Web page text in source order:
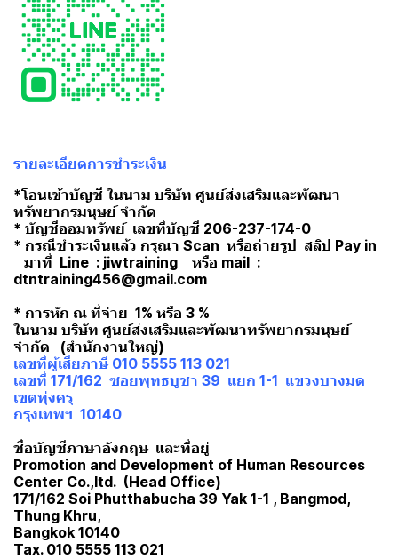
รายละเอียดการชำระเงิน
*โอนเข้าบัญชี ในนาม บริษัท ศูนย์ส่งเสริมและพัฒนา
ทรัพยากรมนุษย์ จำกัด
* บัญชีออมทรัพย์ เลขที่บัญชี 206-237-174-0
* กรณีชำระเงินแล้ว กรุณา Scan หรือถ่ายรูป สลิป Pay in
มาที่ Line : jiwtraining หรือ mail :
dtntraining456@gmail.com
* การหัก ณ ที่จ่าย 1% หรือ 3 %
ในนาม บริษัท ศูนย์ส่งเสริมและพัฒนาทรัพยากรมนุษย์
จำกัด (สำนักงานใหญ่)
เลขที่ผู้เสียภาษี 010 5555 113 021
เลขที่ 171/162 ซอยพุทธบูชา 39 แยก 1-1 แขวงบางมด
เขตทุ่งครุ
กรุงเทพฯ 10140
ชื่อบัญชีภาษาอังกฤษ และที่อยู่
Promotion and Development of Human Resources
Center Co.,ltd. (Head Office)
171/162 Soi Phutthabucha 39 Yak 1-1 , Bangmod,
Thung Khru,
Bangkok 10140
Tax. 010 5555 113 021